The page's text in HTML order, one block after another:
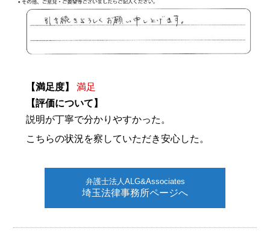
【満足度】
満足
【評価について】
説明が丁寧で分かりやすかった。
こちらの状況を察していただき安心した。
弁護士法人ALG&Associates
埼玉法律事務所ページへ